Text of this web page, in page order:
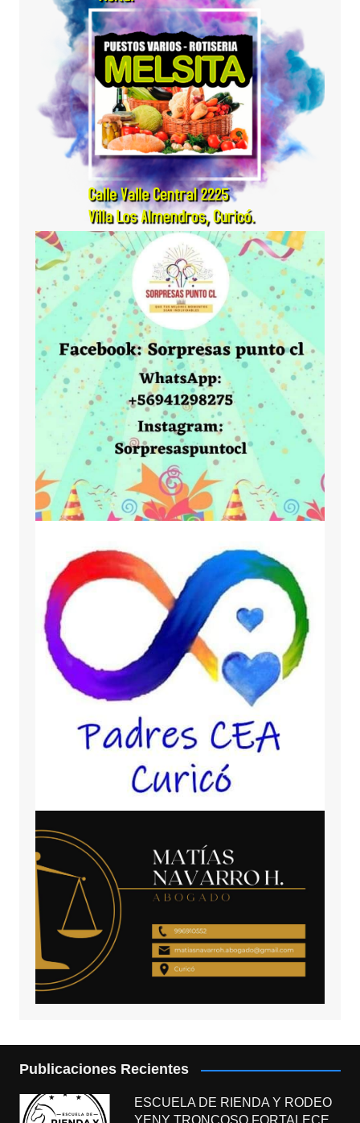
Publicaciones Recientes
ESCUELA DE RIENDA Y RODEO